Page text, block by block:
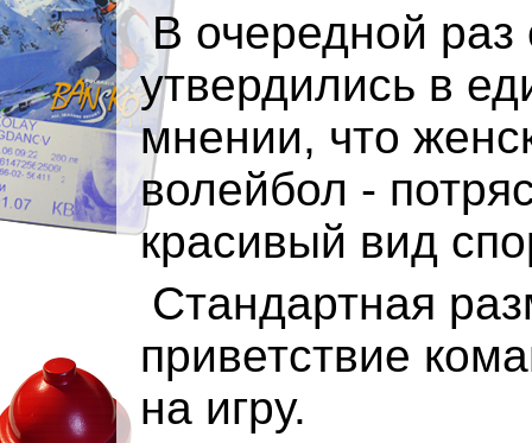
В очередной раз
утвердились в
мнении, что
волейбол -
красивый вид
Стандартная
приветствие
на игру.